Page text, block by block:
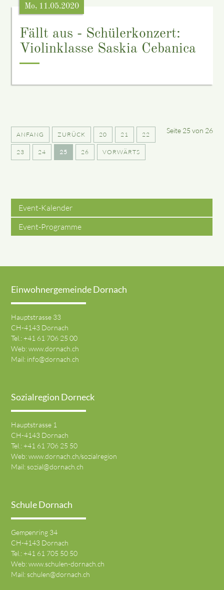
Fällt aus - Schülerkonzert:
Violinklasse Saskia Cebanica
Mo, 11.05.2020
Seite 25 von 26
ANFANG ZURÜCK 20 21 22
23 24 25 26 VORWÄRTS
Event-Kalender
Event-Programme
Einwohnergemeinde Dornach
Hauptstrasse 33
CH-4143 Dornach
Tel.:+41 61 706 25 00
Web:www.dornach.ch
Mail: info@dornach.ch
Sozialregion Dorneck
Hauptstrasse 1
CH-4143 Dornach
Tel.:+41 61 706 25 50
Web:www.dornach.ch/sozialregion
Mail:sozial@dornach.ch
Schule Dornach
Gempenring 34
CH-4143 Dornach
Tel.:+41 61 705 50 50
Web:www.schulen-dornach.ch
Mail:schulen@dornach.ch